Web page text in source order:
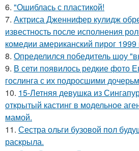
6. "Ошиблась с пластикой!
7. Актриса Дженнифер кулидж
известность после исполнения
комедии американский пирог 1999
8. Определился победитель шоу
9. В сети появилось редкие фото
гослинга с их подросшими
10. 15-Летняя девушка из
открытый кастинг в модельное
мамой.
11. Сестра ольги бузовой пол
раскрыла.